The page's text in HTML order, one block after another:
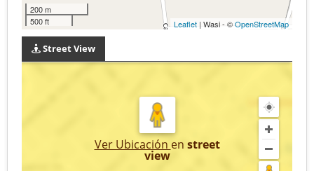
200 m
500 ft
Leaflet | Wasi - ©OpenStreetMap
Street View
Ver Ubicación en street
view